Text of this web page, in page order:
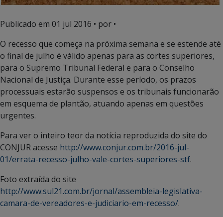
Publicado em 01 jul 2016 • por •
O recesso que começa na próxima semana e se estende até
o final de julho é válido apenas para as cortes superiores,
para o Supremo Tribunal Federal e para o Conselho
Nacional de Justiça. Durante esse período, os prazos
processuais estarão suspensos e os tribunais funcionarão
em esquema de plantão, atuando apenas em questões
urgentes.
Para ver o inteiro teor da notícia reproduzida do site do
CONJUR acesse http://www.conjur.com.br/2016-jul-
01/errata-recesso-julho-vale-cortes-superiores-stf.
Foto extraída do site
http://www.sul21.com.br/jornal/assembleia-legislativa-
camara-de-vereadores-e-judiciario-em-recesso/.